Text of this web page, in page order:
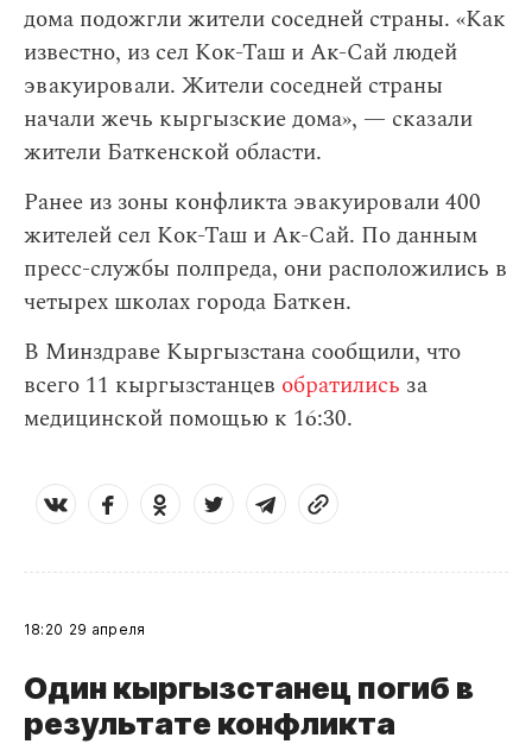
дома подожгли жители соседней страны. «Как
известно, из сел Кок-Таш и Ак-Сай людей
эвакуировали. Жители соседней страны
начали жечь кыргызские дома», — сказали
жители Баткенской области.
Ранее из зоны конфликта эвакуировали 400
жителей сел Кок-Таш и Ак-Сай. По данным
пресс-службы полпреда, они расположились в
четырех школах города Баткен.
В Минздраве Кыргызстана сообщили, что
всего 11 кыргызстанцев обратились за
медицинской помощью к 16:30.
18:20 29 апреля
Один кыргызстанец погиб в
результате конфликта